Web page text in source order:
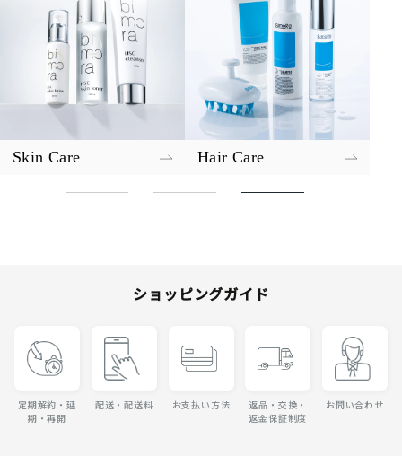
Skin Care Hair Care
ショッピングガイド
定期解約・延
期・再開
配送・配送料 お支払い方法
返品・交換・
返金保証制度
お問い合わせ